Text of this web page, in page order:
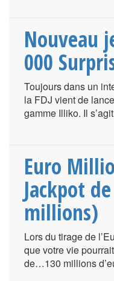
Nouveau
000
Toujours dans un
la FDJ vient de
gamme Illiko. Il
Euro
Jackpot
millions)
Lors du tirage de
que votre vie
de…130 millions